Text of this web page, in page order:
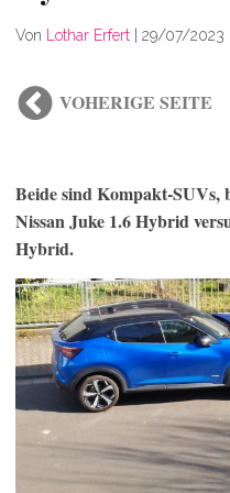
Von Lothar Erfert 29/07/2023
VOHERIGE SEITE
Beide sind Kompakt-SUVs,
Nissan Juke 1.6 Hybrid
Hybrid.